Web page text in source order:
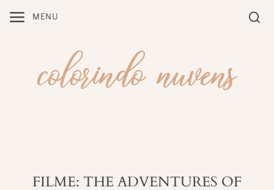
MENU
FILME: THE ADVENTURES OF